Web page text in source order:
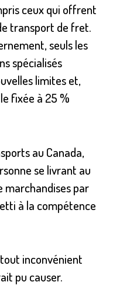
ceux qui offrent
transport de fret.
seuls les
spécialisés
limites et,
fixée à 25 %
au Canada,
se livrant au
marchandises par
à la compétence
inconvénient
pu causer.